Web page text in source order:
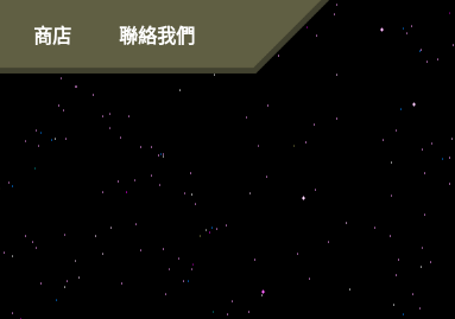
商店 聯絡我們